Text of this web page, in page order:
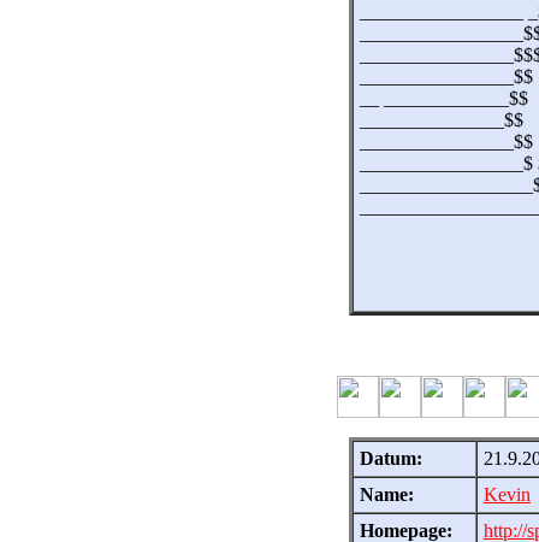
_________________
________________$$
__ _____________$$
_______________$$
________________$$
Datum:
Name:
Kevin
Homepage:
http://